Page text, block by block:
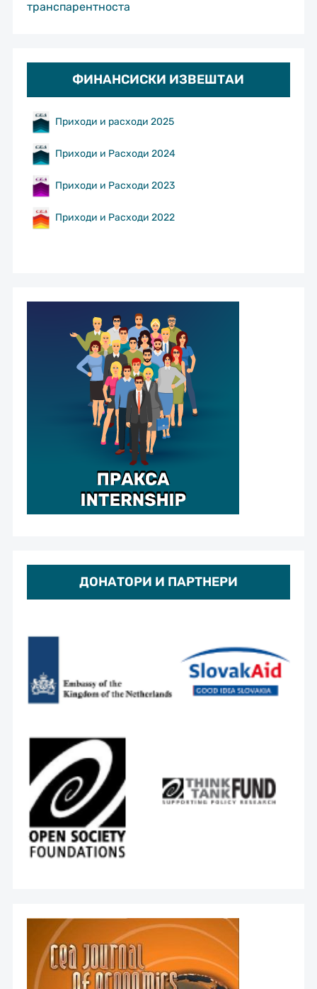
транспарентноста
ФИНАНСИСКИ ИЗВЕШТАИ
Приходи и расходи 2025
Приходи и Расходи 2024
Приходи и Расходи 2023
Приходи и Расходи 2022
ДОНАТОРИ И ПАРТНЕРИ